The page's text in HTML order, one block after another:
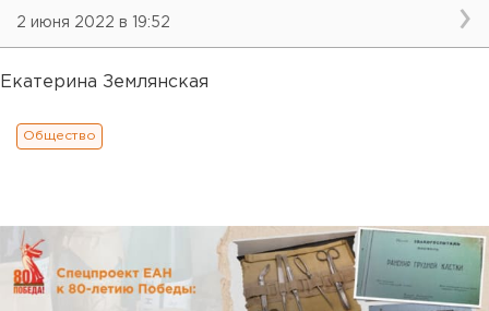
2 июня 2022 в 19:52
Екатерина Землянская
Общество